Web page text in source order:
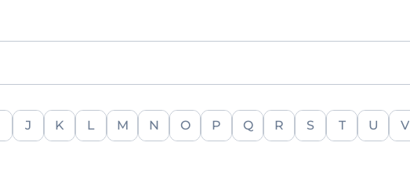
J K L M N O P Q R S T U V